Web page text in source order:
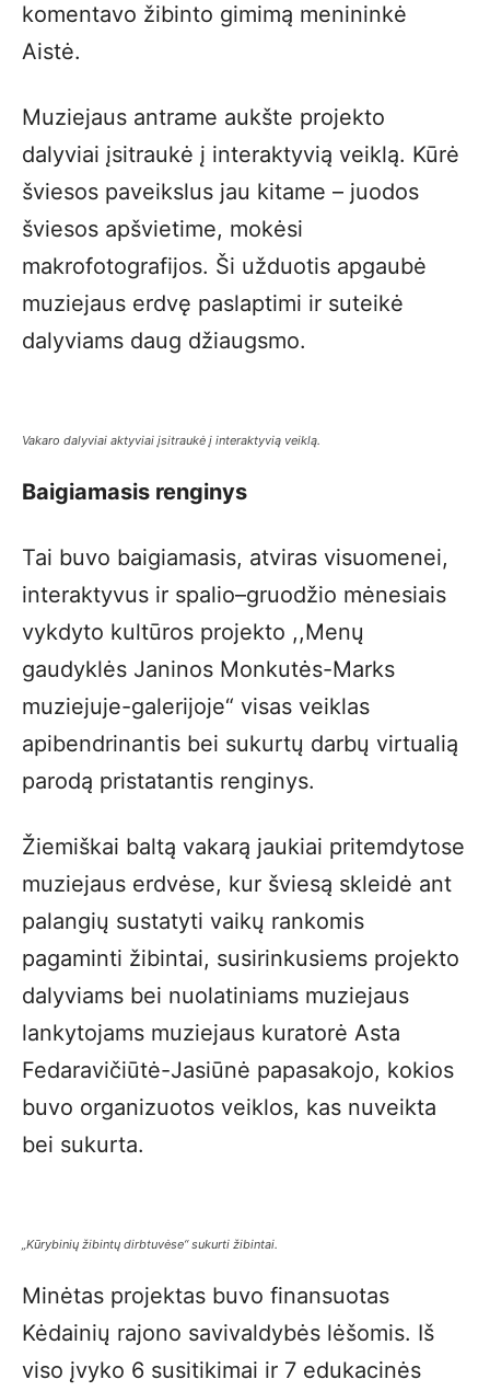
komentavo žibinto gimimą menininkė
Aistė.
Muziejaus antrame aukšte projekto
dalyviai įsitraukė į interaktyvią veiklą. Kūrė
šviesos paveikslus jau kitame – juodos
šviesos apšvietime, mokėsi
makrofotografijos. Ši užduotis apgaubė
muziejaus erdvę paslaptimi ir suteikė
dalyviams daug džiaugsmo.
Vakaro dalyviai aktyviai įsitraukė į interaktyvią veiklą.
Baigiamasis renginys
Tai buvo baigiamasis, atviras visuomenei,
interaktyvus ir spalio–gruodžio mėnesiais
vykdyto kultūros projekto ,,Menų
gaudyklės Janinos Monkutės-Marks
muziejuje-galerijoje“ visas veiklas
apibendrinantis bei sukurtų darbų virtualią
parodą pristatantis renginys.
Žiemiškai baltą vakarą jaukiai pritemdytose
muziejaus erdvėse, kur šviesą skleidė ant
palangių sustatyti vaikų rankomis
pagaminti žibintai, susirinkusiems projekto
dalyviams bei nuolatiniams muziejaus
lankytojams muziejaus kuratorė Asta
Fedaravičiūtė-Jasiūnė papasakojo, kokios
buvo organizuotos veiklos, kas nuveikta
bei sukurta.
„Kūrybinių žibintų dirbtuvėse“ sukurti žibintai.
Minėtas projektas buvo finansuotas
Kėdainių rajono savivaldybės lėšomis. Iš
viso įvyko 6 susitikimai ir 7 edukacinės